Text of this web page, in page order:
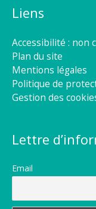
Liens
Accessibilité : non
Plan du site
Mentions légales
Politique de
Gestion des
Lettre
Email